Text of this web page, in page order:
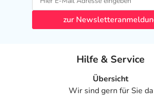
zur
Hilfe & Service
Übersicht
Wir sind gern für Sie da